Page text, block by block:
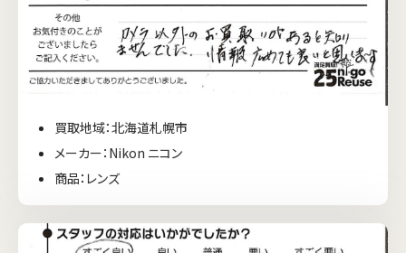
買取地域：北海道札幌市
メーカー：Nikon ニコン
商品：レンズ